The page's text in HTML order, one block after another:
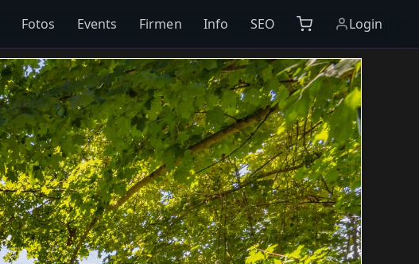
Fotos Events Firmen Info SEO Login